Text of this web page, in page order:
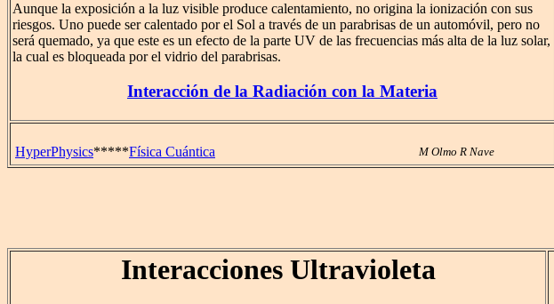
Aunque la exposición a la luz visible produce calentamiento, no origina la ionización con sus
riesgos. Uno puede ser calentado por el Sol a través de un parabrisas de un automóvil, pero no
será quemado, ya que este es un efecto de la parte UV de las frecuencias más alta de la luz solar,
la cual es bloqueada por el vidrio del parabrisas.
Interacción de la Radiación con la Materia
HyperPhysics*****Física Cuántica M Olmo R Nave
Interacciones Ultravioleta